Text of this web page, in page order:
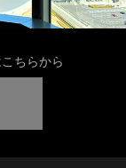
ちらから